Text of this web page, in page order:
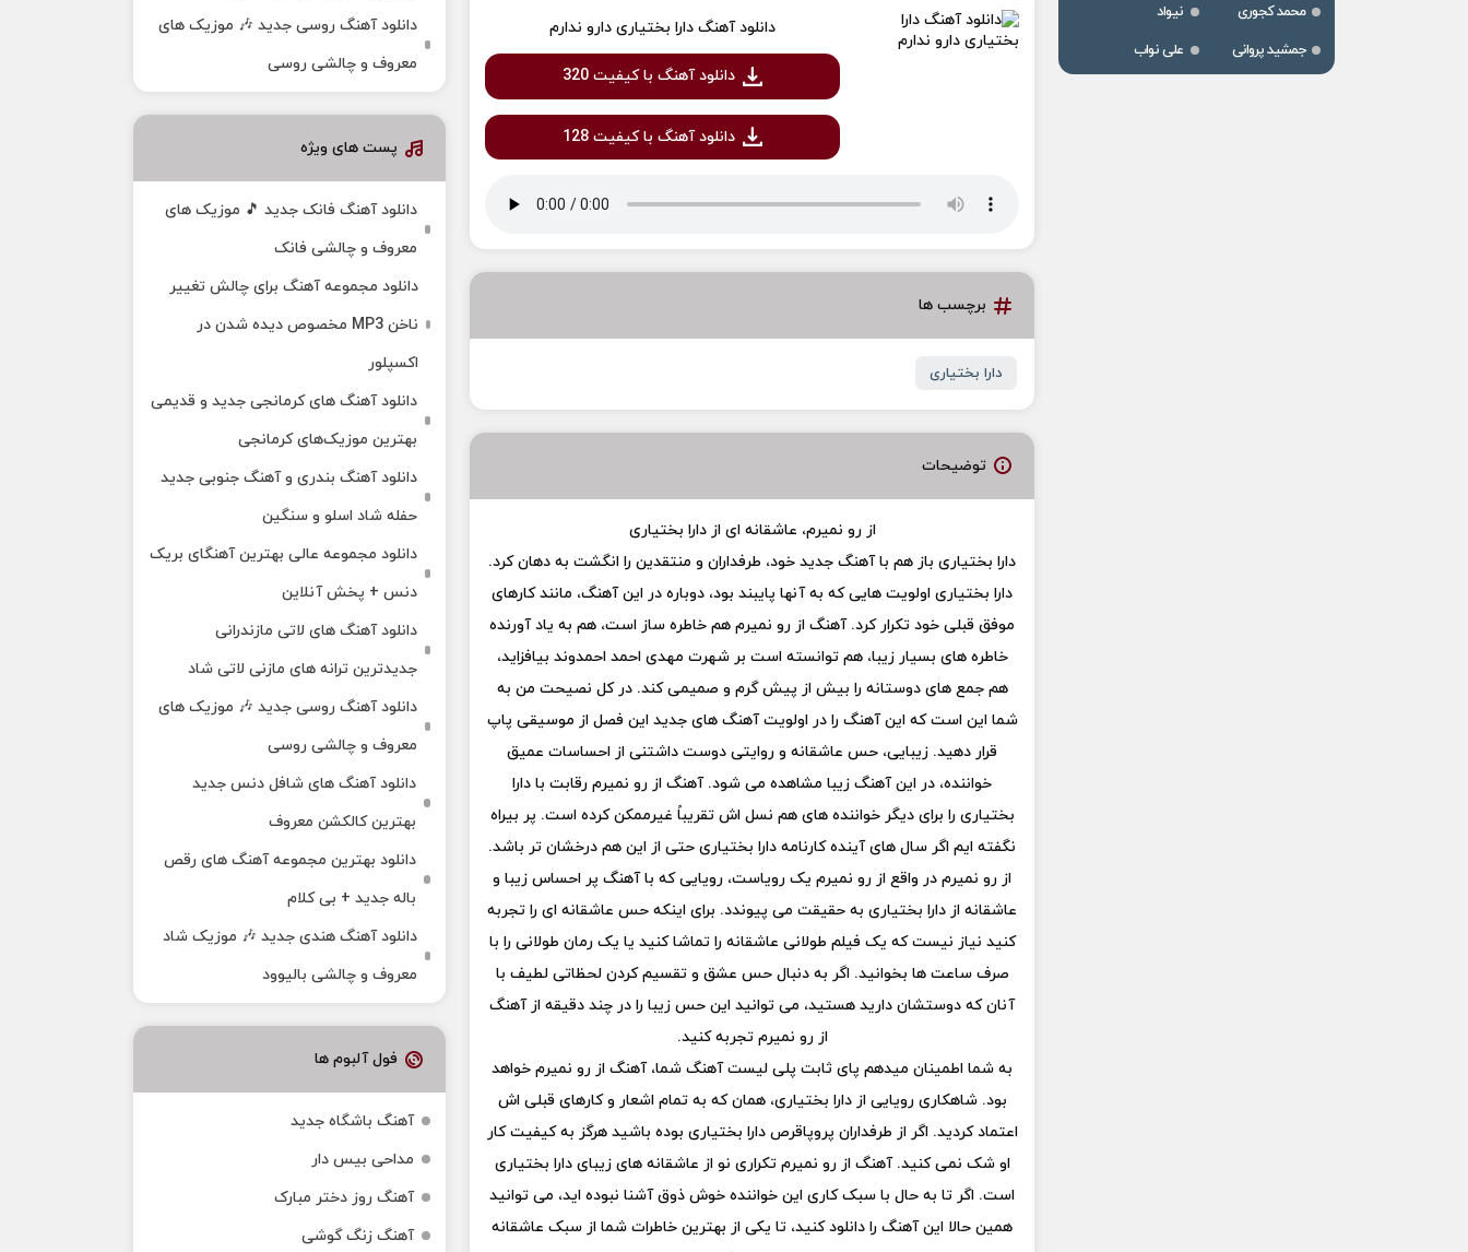
دانلود آهنگ دارا بختیاری دارو ندارم
دانلود آهنگ با کیفیت 320
دانلود آهنگ با کیفیت 128
برچسب ها
دارا بختیاری
توضیحات
از رو نمیرم، عاشقانه ای از دارا بختیاری
دارا بختیاری باز هم با آهنگ جدید خود، طرفداران و منتقدین را انگشت به دهان کرد.
دارا بختیاری اولویت هایی که به آنها پایبند بود، دوباره در این آهنگ، مانند کارهای
موفق قبلی خود تکرار کرد. آهنگ از رو نمیرم هم خاطره ساز است، هم به یاد آورنده
خاطره های بسیار زیبا، هم توانسته است بر شهرت مهدی احمد احمدوند بیافزاید،
هم جمع های دوستانه را بیش از پیش گرم و صمیمی کند. در کل نصیحت من به
شما این است که این آهنگ را در اولویت آهنگ های جدید این فصل از موسیقی پاپ
قرار دهید. زیبایی، حس عاشقانه و روایتی دوست داشتنی از احساسات عمیق
خواننده، در این آهنگ زیبا مشاهده می شود. آهنگ از رو نمیرم رقابت با دارا
بختیاری را برای دیگر خواننده های هم نسل اش تقریباً غیرممکن کرده است. پر بیراه
نگفته ایم اگر سال های آینده کارنامه دارا بختیاری حتی از این هم درخشان تر باشد.
از رو نمیرم در واقع از رو نمیرم یک رویاست، رویایی که با آهنگ پر احساس زیبا و
عاشقانه از دارا بختیاری به حقیقت می پیوندد. برای اینکه حس عاشقانه ای را تجربه
کنید نیاز نیست که یک فیلم طولانی عاشقانه را تماشا کنید یا یک رمان طولانی را با
صرف ساعت ها بخوانید. اگر به دنبال حس عشق و تقسیم کردن لحظاتی لطیف با
آنان که دوستشان دارید هستید، می ‌توانید این حس زیبا را در چند دقیقه از آهنگ
از رو نمیرم تجربه کنید.
به شما اطمینان میدهم پای ثابت پلی لیست آهنگ شما، آهنگ از رو نمیرم خواهد
بود. شاهکاری رویایی از دارا بختیاری، همان که به تمام اشعار و کارهای قبلی اش
اعتماد کردید. اگر از طرفداران پروپاقرص دارا بختیاری بوده باشید هرگز به کیفیت کار
او شک نمی کنید. آهنگ از رو نمیرم تکراری نو از عاشقانه های زیبای دارا بختیاری
است. اگر تا به حال با سبک کاری این خواننده خوش ذوق آشنا نبوده اید، می توانید
همین حالا این آهنگ را دانلود کنید، تا یکی از بهترین خاطرات شما از سبک عاشقانه
محمد کجوری
نیواد
جمشید پروانی
علی نواب
دانلود آهنگ روسی جدید 🎶 موزیک‌ های
معروف و چالشی روسی
پست های ویژه
دانلود آهنگ فانک جدید 🎵 موزیک‌ های
معروف و چالشی فانک
دانلود مجموعه آهنگ برای چالش تغییر
ناخن MP3 مخصوص دیده شدن در
اکسپلور
دانلود آهنگ‌ های کرمانجی جدید و قدیمی
بهترین موزیک‌های کرمانجی
دانلود آهنگ بندری و آهنگ جنوبی جدید
حفله شاد اسلو و سنگین
دانلود مجموعه عالی بهترین آهنگای بریک
دنس + پخش آنلاین
دانلود آهنگ‌ های لاتی مازندرانی
جدیدترین ترانه های مازنی لاتی شاد
دانلود آهنگ روسی جدید 🎶 موزیک‌ های
معروف و چالشی روسی
دانلود آهنگ های شافل دنس جدید
بهترین کالکشن معروف
دانلود بهترین مجموعه آهنگ های رقص
باله جدید + بی کلام
دانلود آهنگ هندی جدید 🎶 موزیک شاد
معروف و چالشی بالیوود
فول آلبوم ها
آهنگ باشگاه جدید
مداحی بیس دار
آهنگ روز دختر مبارک
آهنگ زنگ گوشی